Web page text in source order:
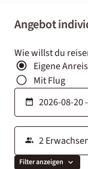
Angebot
Wie willst du
Eigene
Mit Flug
Filter anzeigen